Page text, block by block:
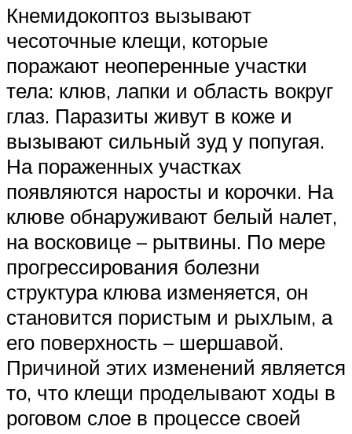
Кнемидокоптоз вызывают
чесоточные клещи, которые
поражают неоперенные участки
тела: клюв, лапки и область вокруг
глаз. Паразиты живут в коже и
вызывают сильный зуд у попугая.
На пораженных участках
появляются наросты и корочки. На
клюве обнаруживают белый налет,
на восковице – рытвины. По мере
прогрессирования болезни
структура клюва изменяется, он
становится пористым и рыхлым, а
его поверхность – шершавой.
Причиной этих изменений является
то, что клещи проделывают ходы в
роговом слое в процессе своей